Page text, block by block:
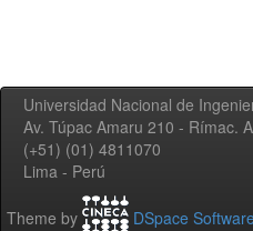
Universidad Nacional de
Av. Túpac Amaru 210 - Rímac.
(+51) (01) 4811070
Lima - Perú
Theme by DSpace Software